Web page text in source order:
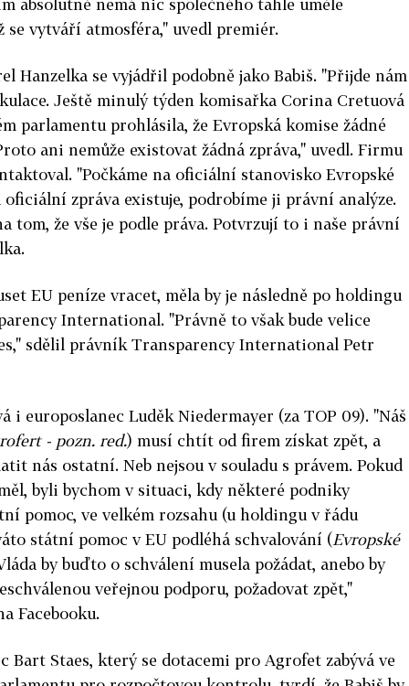
se vytváří atmosféra," uvedl premiér.
Hanzelka se vyjádřil podobně jako Babiš. "Přijde nám
Ještě minulý týden komisařka Corina Cretuová
parlamentu prohlásila, že Evropská komise žádné
ani nemůže existovat žádná zpráva," uvedl. Firmu
"Počkáme na oficiální stanovisko Evropské
oficiální zpráva existuje, podrobíme ji právní analýze.
tom, že vše je podle práva. Potvrzují to i naše právní
EU peníze vracet, měla by je následně po holdingu
International. "Právně to však bude velice
sdělil právník Transparency International Petr
i europoslanec Luděk Niedermayer (za TOP 09). "Náš
- pozn. red.) musí chtít od firem získat zpět, a
nás ostatní. Neb nejsou v souladu s právem. Pokud
byli bychom v situaci, kdy některé podniky
pomoc, ve velkém rozsahu (u holdingu v řádu
státní pomoc v EU podléhá schvalování (Evropské
by buďto o schválení musela požádat, anebo by
veřejnou podporu, požadovat zpět,"
Facebooku.
Bart Staes, který se dotacemi pro Agrofet zabývá ve